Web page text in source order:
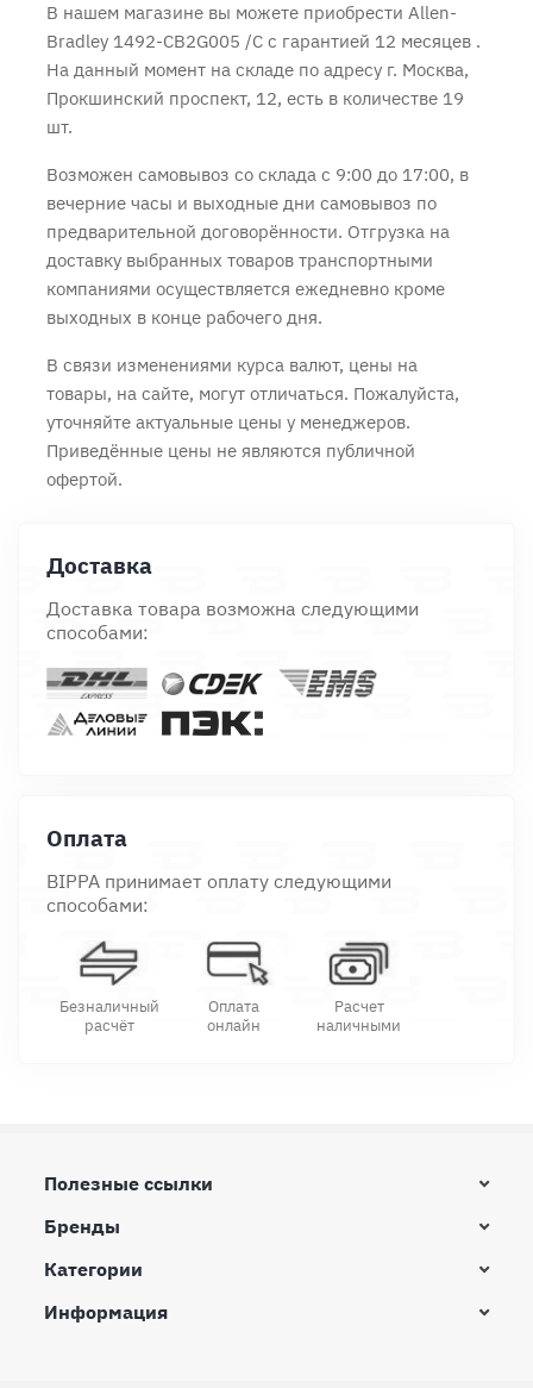
В нашем магазине вы можете приобрести Allen-
Bradley 1492-CB2G005 /C с гарантией 12 месяцев .
На данный момент на складе по адресу г. Москва,
Прокшинский проспект, 12, есть в количестве 19
шт.
Возможен самовывоз со склада с 9:00 до 17:00, в
вечерние часы и выходные дни самовывоз по
предварительной договорённости. Отгрузка на
доставку выбранных товаров транспортными
компаниями осуществляется ежедневно кроме
выходных в конце рабочего дня.
В связи изменениями курса валют, цены на
товары, на сайте, могут отличаться. Пожалуйста,
уточняйте актуальные цены у менеджеров.
Приведённые цены не являются публичной
офертой.
Доставка
Доставка товара возможна следующими
способами:
Оплата
BIPPA принимает оплату следующими
способами:
Безналичный
расчёт
Оплата
онлайн
Расчет
наличными
Полезные ссылки
Бренды
Категории
Информация